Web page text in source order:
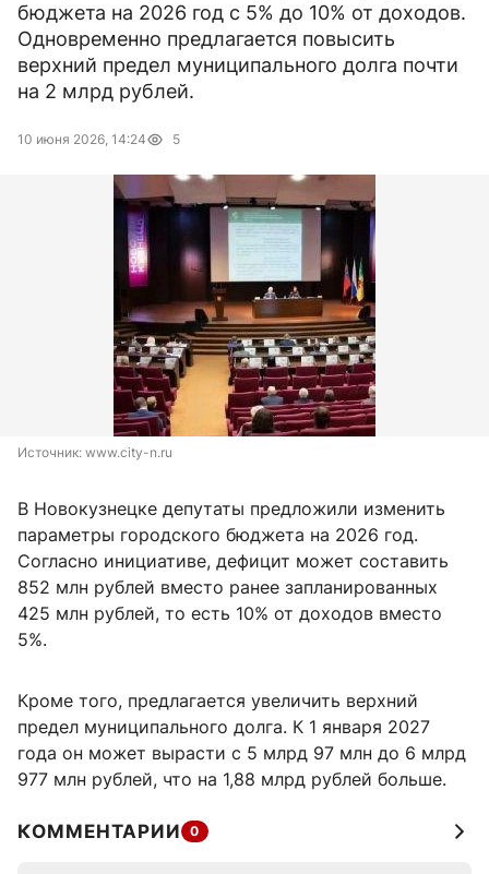
бюджета на 2026 год с 5% до 10% от доходов.
Одновременно предлагается повысить
верхний предел муниципального долга почти
на 2 млрд рублей.
10 июня 2026, 14:24 5
Источник: www.city-n.ru
В Новокузнецке депутаты предложили изменить
параметры городского бюджета на 2026 год.
Согласно инициативе, дефицит может составить
852 млн рублей вместо ранее запланированных
425 млн рублей, то есть 10% от доходов вместо
5%.
Кроме того, предлагается увеличить верхний
предел муниципального долга. К 1 января 2027
года он может вырасти с 5 млрд 97 млн до 6 млрд
977 млн рублей, что на 1,88 млрд рублей больше.
КОММЕНТАРИИ 0